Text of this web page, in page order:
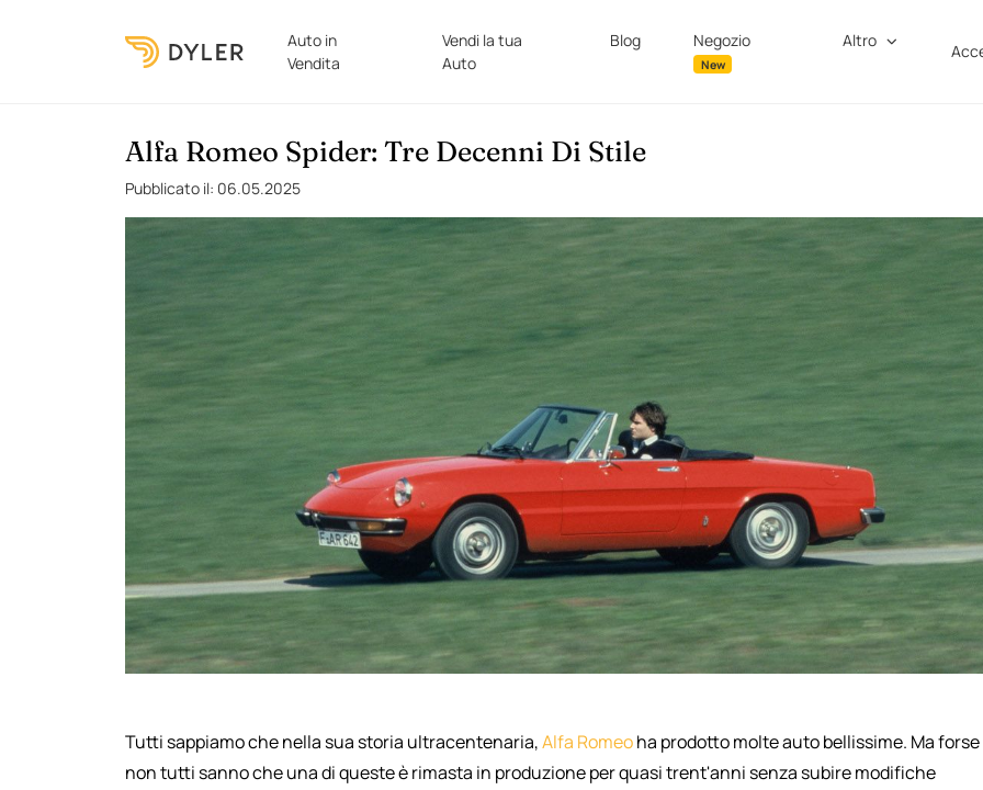
Auto in
Vendita
Vendi la tua
Auto
Blog Negozio
New
Altro
Alfa Romeo Spider: Tre Decenni Di Stile
Pubblicato il: 06.05.2025
Tutti sappiamo che nella sua storia ultracentenaria,Alfa Romeoha prodotto molte auto bellissime. Ma forse
non tutti sanno che una di queste è rimasta in produzione per quasi trent'anni senza subire modifiche